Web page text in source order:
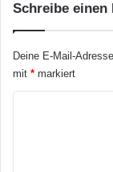
s
s
n
b
e
e
r
m
Schreibe einen
Deine E-Mail-
mit * markiert